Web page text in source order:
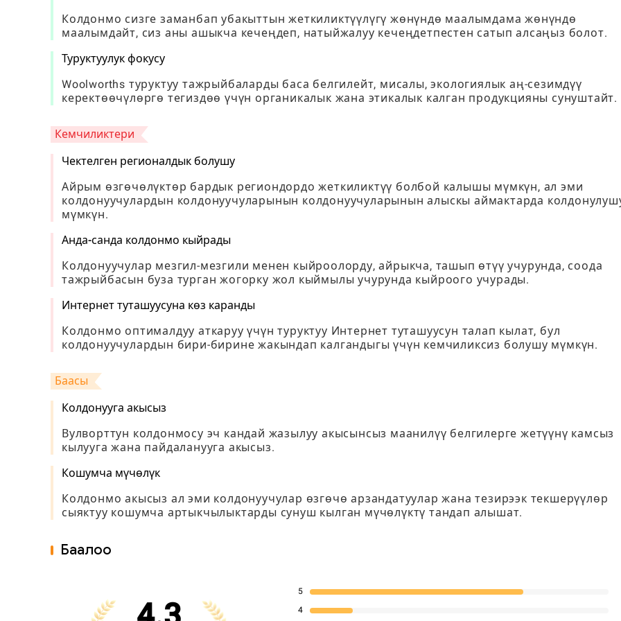
Колдонмо сизге заманбап убакыттын жеткиликтүүлүгү жөнүндө маалымдама жөнүндө
маалымдайт, сиз аны ашыкча кечеңдеп, натыйжалуу кечеңдетпестен сатып алсаңыз болот.
Туруктуулук фокусу
Woolworths туруктуу тажрыйбаларды баса белгилейт, мисалы, экологиялык аң-сезимдүү
керектөөчүлөргө тегиздөө үчүн органикалык жана этикалык калган продукцияны сунуштайт.
Кемчиликтери
Чектелген регионалдык болушу
Айрым өзгөчөлүктөр бардык региондордо жеткиликтүү болбой калышы мүмкүн, ал эми
колдонуучулардын колдонуучуларынын колдонуучуларынын алыскы аймактарда
мүмкүн.
Анда-санда колдонмо кыйрады
Колдонуучулар мезгил-мезгили менен кыйроолорду, айрыкча, ташып өтүү учурунда, соода
тажрыйбасын буза турган жогорку жол кыймылы учурунда кыйроого учурады.
Интернет туташуусуна көз каранды
Колдонмо оптималдуу аткаруу үчүн туруктуу Интернет туташуусун талап кылат, бул
колдонуучулардын бири-бирине жакындап калгандыгы үчүн кемчиликсиз болушу мүмкүн.
Баасы
Колдонууга акысыз
Вулворттун колдонмосу эч кандай жазылуу акысынсыз маанилүү белгилерге жетүүнү камсыз
кылууга жана пайдаланууга акысыз.
Кошумча мүчөлүк
Колдонмо акысыз ал эми колдонуучулар өзгөчө арзандатуулар жана тезирээк текшерүүлөр
сыяктуу кошумча артыкчылыктарды сунуш кылган мүчөлүктү тандап алышат.
Баалоо
5
4